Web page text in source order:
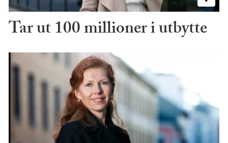
Tar ut 100 millioner i utbytte